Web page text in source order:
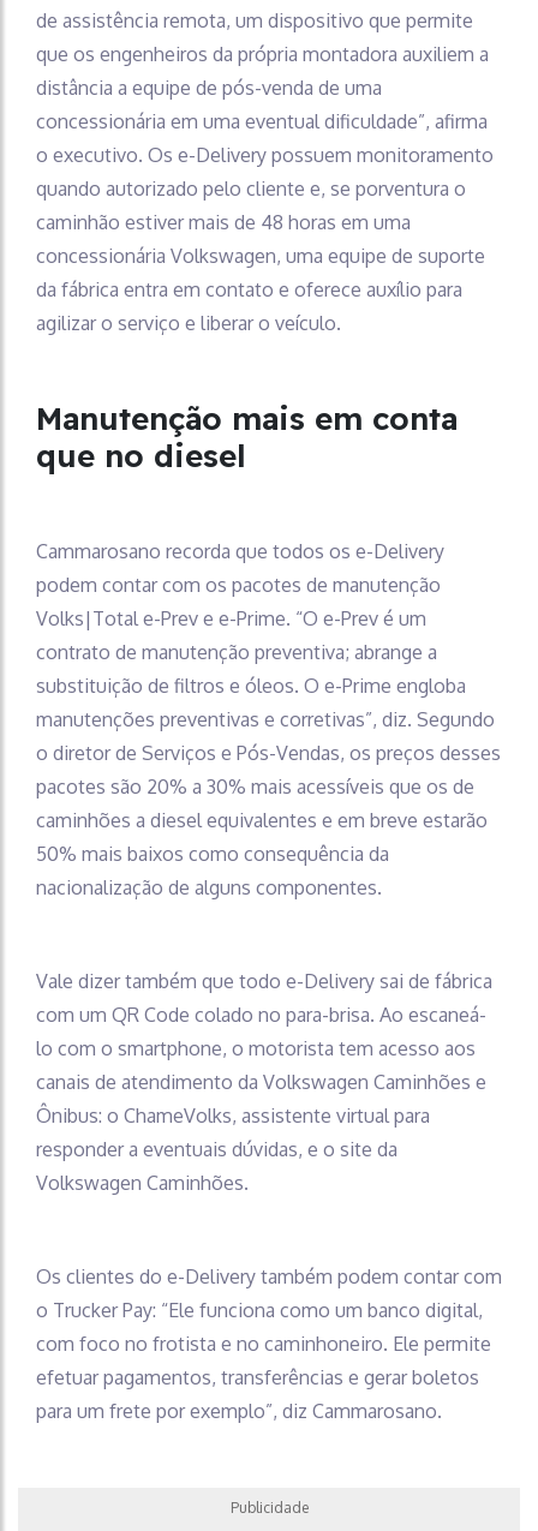
de assistência remota, um dispositivo que permite
que os engenheiros da própria montadora auxiliem a
distância a equipe de pós-venda de uma
concessionária em uma eventual dificuldade”, afirma
o executivo. Os e-Delivery possuem monitoramento
quando autorizado pelo cliente e, se porventura o
caminhão estiver mais de 48 horas em uma
concessionária Volkswagen, uma equipe de suporte
da fábrica entra em contato e oferece auxílio para
agilizar o serviço e liberar o veículo.
Manutenção mais em conta
que no diesel
Cammarosano recorda que todos os e-Delivery
podem contar com os pacotes de manutenção
Volks|Total e-Prev e e-Prime. “O e-Prev é um
contrato de manutenção preventiva; abrange a
substituição de filtros e óleos. O e-Prime engloba
manutenções preventivas e corretivas”, diz. Segundo
o diretor de Serviços e Pós-Vendas, os preços desses
pacotes são 20% a 30% mais acessíveis que os de
caminhões a diesel equivalentes e em breve estarão
50% mais baixos como consequência da
nacionalização de alguns componentes.
Vale dizer também que todo e-Delivery sai de fábrica
com um QR Code colado no para-brisa. Ao escaneá-
lo com o smartphone, o motorista tem acesso aos
canais de atendimento da Volkswagen Caminhões e
Ônibus: o ChameVolks, assistente virtual para
responder a eventuais dúvidas, e o site da
Volkswagen Caminhões.
Os clientes do e-Delivery também podem contar com
o Trucker Pay: “Ele funciona como um banco digital,
com foco no frotista e no caminhoneiro. Ele permite
efetuar pagamentos, transferências e gerar boletos
para um frete por exemplo”, diz Cammarosano.
Publicidade